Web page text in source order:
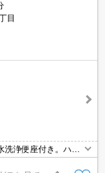
目
浄便座付き。ハイ
電子タバコも不